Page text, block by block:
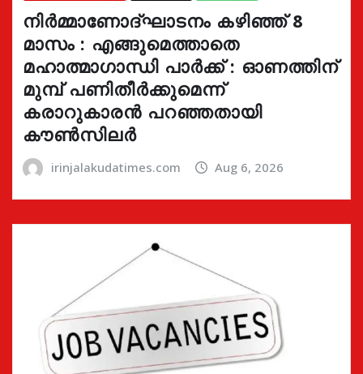
നിർമ്മാണോദ്ഘാടനം കഴിഞ്ഞ് 8
മാസം : എങ്ങുമെത്താതെ
മഹാത്മാഗാന്ധി പാർക്ക് : ഓണത്തിന്
മുമ്പ് പണിതീർക്കുമെന്ന്
കരാറുകാരൻ പറഞ്ഞതായി
കൗൺസിലർ
irinjalakudatimes.com Aug 6, 2026